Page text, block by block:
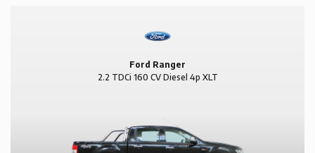
Ford Ranger
2.2 TDCi 160 CV Diesel 4p XLT